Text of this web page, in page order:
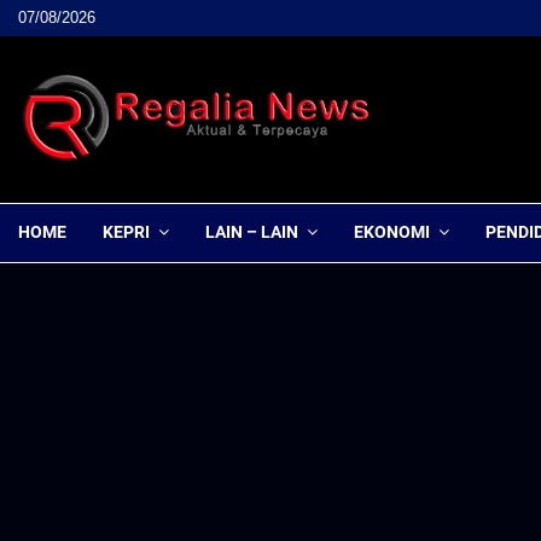
07/08/2026
HOME KEPRI LAIN – LAIN EKONOMI